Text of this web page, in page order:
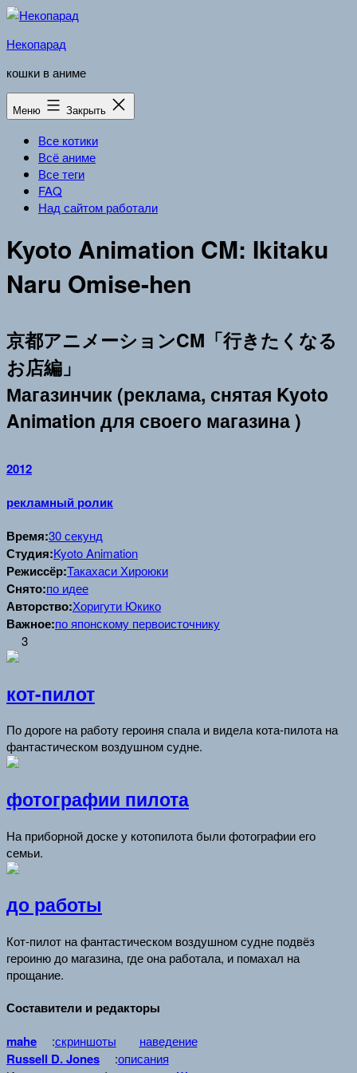
Перейти
содержимому
Некопарад
кошки в аниме
Меню Закрыть
Все котики
Всё аниме
Все теги
FAQ
Над сайтом работали
Kyoto Animation CM: Ikitaku
Naru Omise-hen
京都アニメーションCM「行きたくなる
お店編」
Магазинчик (реклама, снятая Kyoto
Animation для своего магазина )
2012
рекламный ролик
Время:30 секунд
Студия:Kyoto Animation
Режиссёр:Такахаси Хироюки
Cнято:по идее
Авторство:Хоригути Юкико
Важное:по японскому первоисточнику
3
кот-пилот
По дороге на работу героиня спала и видела кота-пилота на
фантастическом воздушном судне.
фотографии пилота
На приборной доске у котопилота были фотографии его
семьи.
до работы
Кот-пилот на фантастическом воздушном судне подвёз
героиню до магазина, где она работала, и помахал на
прощание.
Составители и редакторы
mahe
:скриншоты наведение
Russell D. Jones :описания